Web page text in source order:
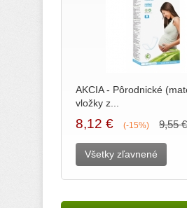
AKCIA - Pôrodnické
vložky z...
8,12 € (-15%) 9,55 €
Všetky zľavnené